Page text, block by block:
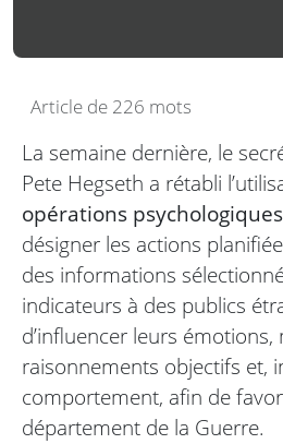
Article de 226 mots
La semaine dernière, le
Pete Hegseth a rétabli
opérations psychologiques
désigner les actions
des informations
indicateurs à des publics
d’influencer leurs émotions,
raisonnements objectifs et,
comportement, afin de
département de la Guerre.